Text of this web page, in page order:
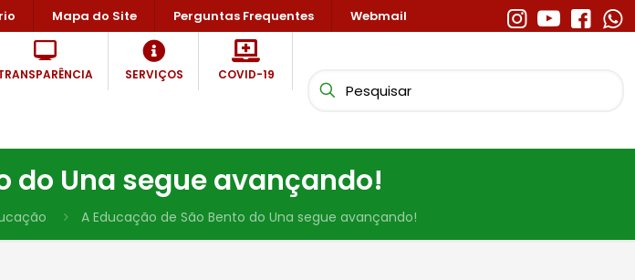
Mapa do Site Perguntas Frequentes Webmail
SERVIÇOS COVID-19
do Una segue avançando!
A Educação de São Bento do Una segue avançando!